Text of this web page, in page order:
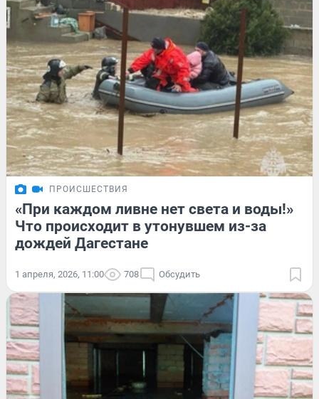
ПРОИСШЕСТВИЯ
«При каждом ливне нет света и воды!»
Что происходит в утонувшем из-за
дождей Дагестане
1 апреля, 2026, 11:00 708 Обсудить